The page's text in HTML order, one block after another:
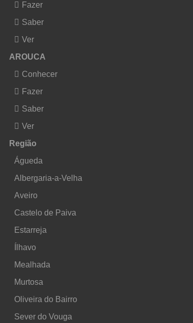
Fazer
Saber
Ver
AROUCA
Conhecer
Fazer
Saber
Ver
Região
Águeda
Albergaria-a-Velha
Aveiro
Castelo de Paiva
Estarreja
Ílhavo
Mealhada
Murtosa
Oliveira do Bairro
Sever do Vouga